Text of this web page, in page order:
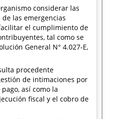
considerar las
las emergencias
el cumplimiento de
tal como se
General N° 4.027-E,
procedente
de intimaciones por
así como la
fiscal y el cobro de